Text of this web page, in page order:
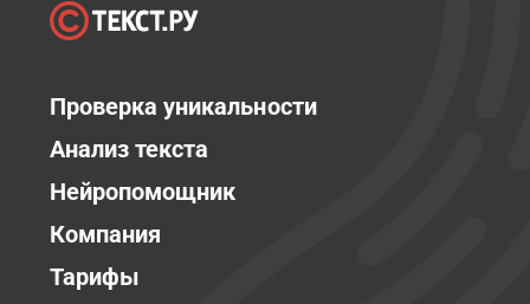
Проверка уникальности
Анализ текста
Нейропомощник
Компания
Тарифы